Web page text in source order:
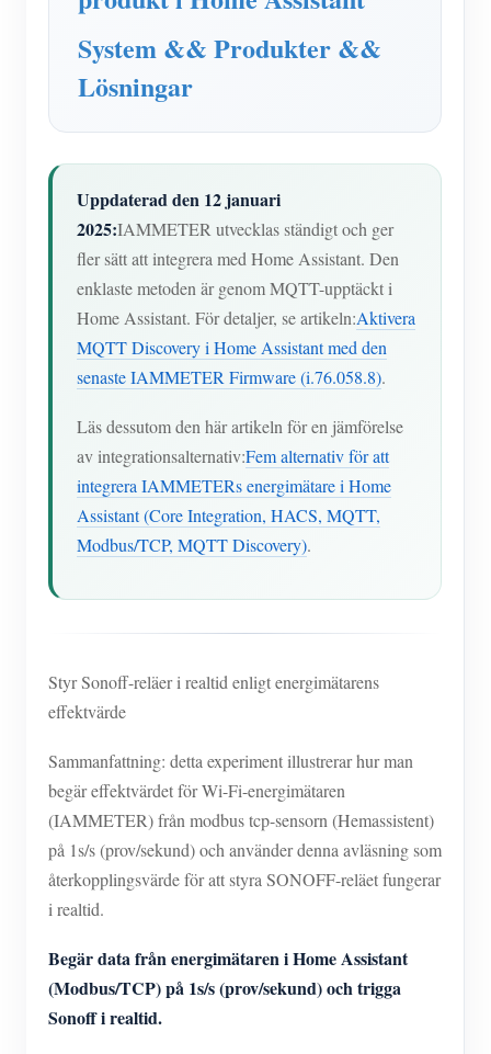
IAMMETER Simulator
Virtuell mätare
Energiprognos och simuleringssystem
Ansökningar
Elförbrukningsmonitor
PV-värmare styrsystem
Hemautomation
Fabrikens energiövervakning
Lagra
Resurser
Snabbstart för produkten
Dokumentera
Handledningsvideo
Nyheter
Bloggar
gemenskap
Framkallare
Utforska
Kontakt
System && Produkter &&
Lösningar
Uppdaterad den 12 januari
2025:IAMMETER utvecklas ständigt och ger
fler sätt att integrera med Home Assistant. Den
enklaste metoden är genom MQTT-upptäckt i
Home Assistant. För detaljer, se artikeln:Aktivera
MQTT Discovery i Home Assistant med den
senaste IAMMETER Firmware (i.76.058.8).
Läs dessutom den här artikeln för en jämförelse
av integrationsalternativ:Fem alternativ för att
integrera IAMMETERs energimätare i Home
Assistant (Core Integration, HACS, MQTT,
Modbus/TCP, MQTT Discovery).
Styr Sonoff-reläer i realtid enligt energimätarens
effektvärde
Sammanfattning: detta experiment illustrerar hur man
begär effektvärdet för Wi-Fi-energimätaren
(IAMMETER) från modbus tcp-sensorn (Hemassistent)
på 1s/s (prov/sekund) och använder denna avläsning som
återkopplingsvärde för att styra SONOFF-reläet fungerar
i realtid.
Begär data från energimätaren i Home Assistant
(Modbus/TCP) på 1s/s (prov/sekund) och trigga
Sonoff i realtid.